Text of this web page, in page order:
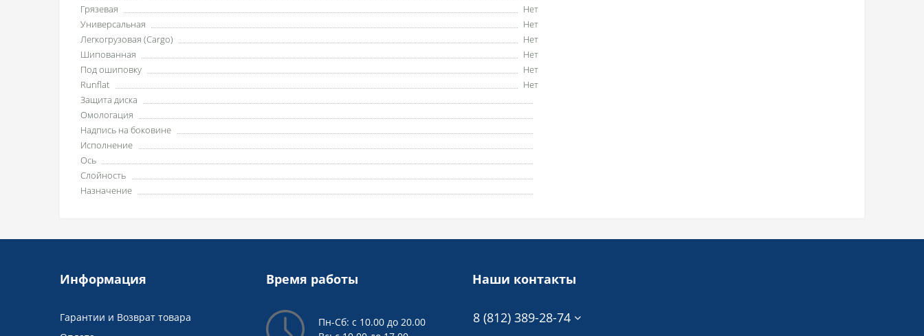
Грязевая
Нет
Универсальная
Нет
Легкогрузовая (Cargo)
Нет
Шипованная
Нет
Под ошиповку
Нет
Runflat
Нет
Защита диска
Омологация
Надпись на боковине
Исполнение
Ось
Слойность
Назначение
Информация
Гарантии и Возврат товара
Время работы
Пн-Сб: с 10.00 до 20.00
Наши контакты
8 (812) 389-28-74